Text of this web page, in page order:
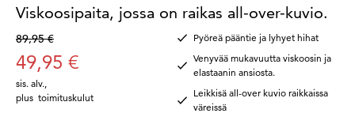
Viskoosipaita, jossa on raikas all-over-kuvio.
89,95 €
49,95 €
sis. alv.
plus toimituskulut
Pyöreä pääntie ja lyhyet hihat
Venyvää mukavuutta viskoosin ja
elastaanin ansiosta.
Leikkisä all-over kuvio raikkaissa
väreissä